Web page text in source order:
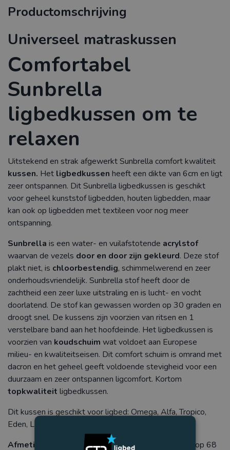
Productomschrijving
Universeel matraskussen
Comfortabel
Sunbrella
ligbedkussen om te
relaxen
Uitstekend en strak afgewerkt Sunbrella comfort kwaliteit
kussen. Het ligbedkussen heeft een dikte van 6cm en ligt
zeer ontspannen. Dit Sunbrella ligbedkussen is geschikt
voor geheel kunststof ligbedden, houten ligbedden, maar
kan ook op ligbedden met textileen voor nog meer
ontspanning.
Sunbrella is een water- en vuilafstotende acrylstof
waarvan de vezels door en door zijn gekleurd. Deze stof
plakt niet, is chloorbestendig, schimmelwerend en zeer
onderhoudsvriendelijk. Sunbrella stof heeft door de
zachtheid een zeer luxe uitstraling en is lucht- en vocht
doorlatend. De stof kan gewassen worden op 30 graden en
droogt snel. De kussens zijn voorzien van ritsen en 1
verstelbare band aan het hoofdeinde. Het ligbedkussen is
voorzien van koudschuim wat voldoet aan Europese
milieu- en kwaliteitseisen. Dit comfort schuim is omrand met
dacron en het geheel geeft voldoende stevigheid voor een
duurzaam en zeer ontspannen ligcomfort. Kortom
topkwaliteit ligbedkussen.
Dit kussen is geschikt voor ligbed: Omega, Alfa, Tropico,
Eden, Lake, Sea, Fiji, Cubic, Shio, Atlantico en Tropic.
Afmetingen
: L 188 x B 60 x D 6 cm / D8 cm - Knik op 68